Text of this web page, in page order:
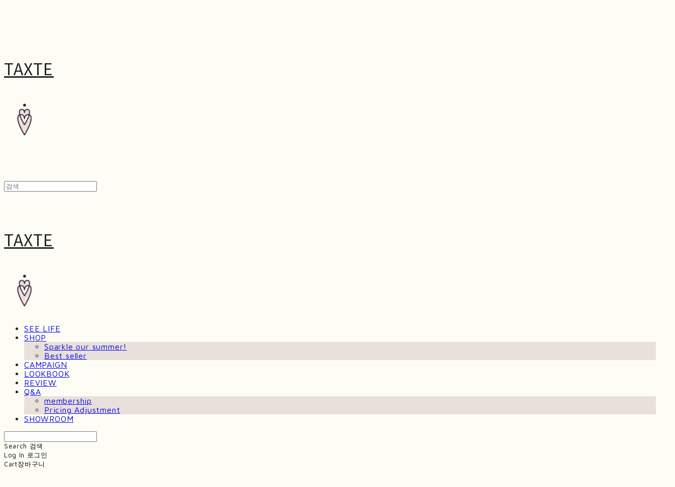
TAXTE
TAXTE
SEE LIFE
SHOP
Sparkle our summer!
Best seller
CAMPAIGN
LOOKBOOK
REVIEW
Q&A
membership
Pricing Adjustment
SHOWROOM
Search 검색
Log In 로그인
Cart장바구니